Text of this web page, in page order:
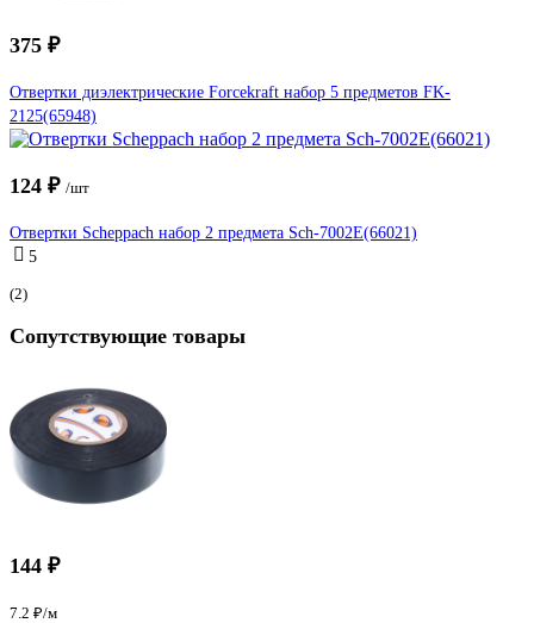
375 ₽
Отвертки диэлектрические Forcekraft набор 5 предметов FK-
2125(65948)
124 ₽ /шт
Отвертки Scheppach набор 2 предмета Sch-7002E(66021)
5
(2)
Сопутствующие товары
144 ₽
7.2 ₽/м